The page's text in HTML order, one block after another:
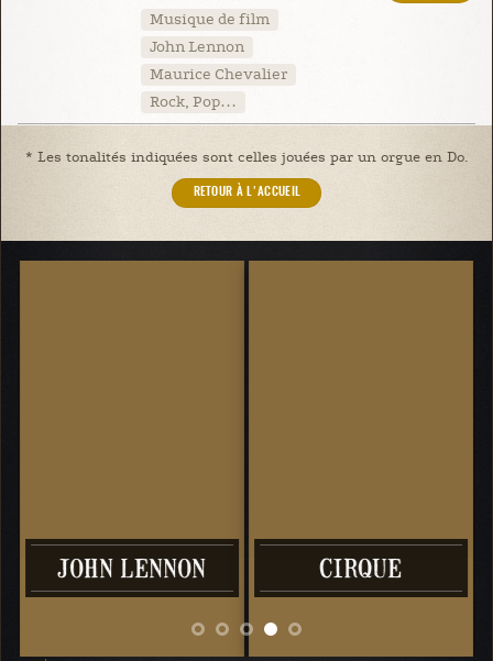
Musique de film
John Lennon
Maurice Chevalier
Rock, Pop…
* Les tonalités indiquées sont celles jouées par un orgue en Do.
RETOUR À L'ACCUEIL
JOHN LENNON CIRQUE